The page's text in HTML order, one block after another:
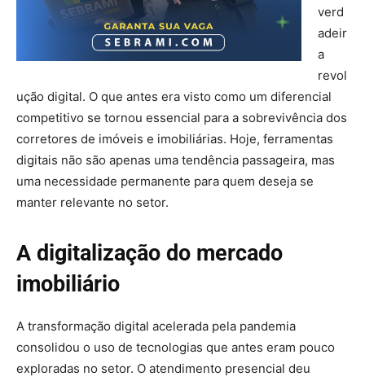
verd
adeir
a
revol
ução digital. O que antes era visto como um diferencial
competitivo se tornou essencial para a sobrevivência dos
corretores de imóveis e imobiliárias. Hoje, ferramentas
digitais não são apenas uma tendência passageira, mas
uma necessidade permanente para quem deseja se
manter relevante no setor.
A digitalização do mercado
imobiliário
A transformação digital acelerada pela pandemia
consolidou o uso de tecnologias que antes eram pouco
exploradas no setor. O atendimento presencial deu